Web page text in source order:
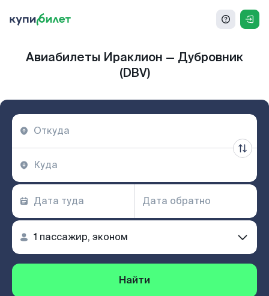
Авиабилеты Ираклион — Дубровник
(DBV)
Найти